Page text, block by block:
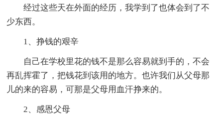
经过这些天在外面的经历，我学到了也体会到了不
少东西。
1、挣钱的艰辛
自己在学校里花的钱不是那么容易就到手的，不会
再乱挥霍了，把钱花到该用的地方。也许我们从父母那
儿的来的容易，可那是父母用血汗挣来的。
2、感恩父母